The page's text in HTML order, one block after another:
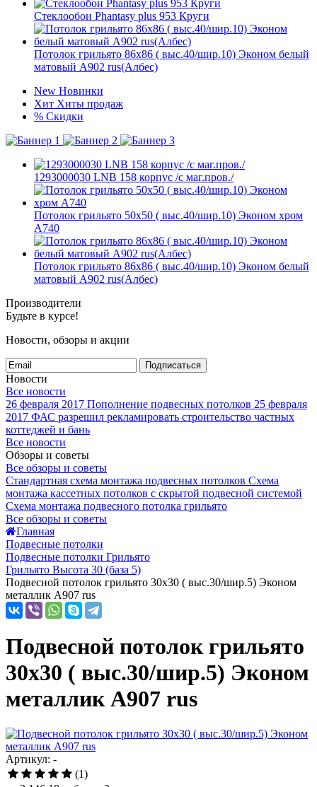
Стеклообои Phantasy plus 953 Круги
Потолок грильято 86х86 ( выс.40/шир.10) Эконом белый
матовый А902 rus(Албес)
New Новинки
Хит Хиты продаж
% Скидки
1293000030 LNB 158 корпус /с маг.пров./
Потолок грильято 50х50 ( выс.40/шир.10) Эконом хром
А740
Потолок грильято 86х86 ( выс.40/шир.10) Эконом белый
матовый А902 rus(Албес)
Производители
Будьте в курсе!
Новости, обзоры и акции
Подписаться
Новости
Все новости
26 февраля 2017 Пополнение подвесных потолков 25 февраля
2017 ФАС разрешил рекламировать строительство частных
коттеджей и бань
Все новости
Обзоры и советы
Все обзоры и советы
Стандартная схема монтажа подвесных потолков Схема
монтажа кассетных потолков с скрытой подвесной системой
Схема монтажа подвесного потолка грильято
Все обзоры и советы
Главная
Подвесные потолки
Подвесные потолки Грильято
Грильято Высота 30 (база 5)
Подвесной потолок грильято 30х30 ( выс.30/шир.5) Эконом
металлик А907 rus
Подвесной потолок грильято
30х30 ( выс.30/шир.5) Эконом
металлик А907 rus
Артикул: -
(1)